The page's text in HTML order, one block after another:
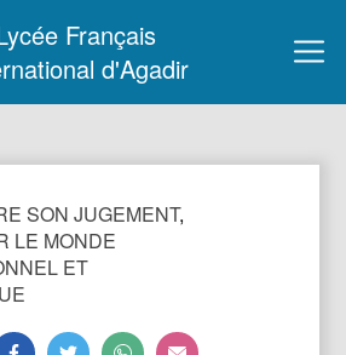
Français
d'Agadir
SON JUGEMENT,
LE MONDE
ET